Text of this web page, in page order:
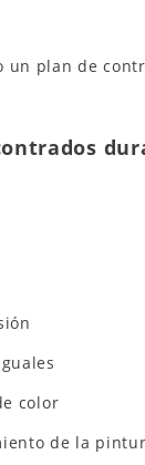
plan de
color
de la